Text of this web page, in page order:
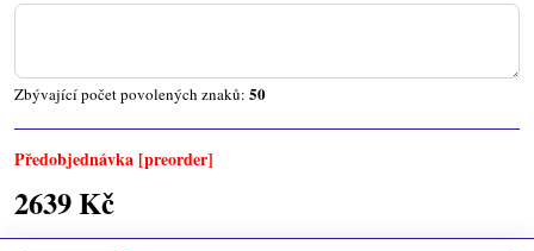
Zbývající počet povolených znaků: 50
Předobjednávka [preorder]
2639 Kč